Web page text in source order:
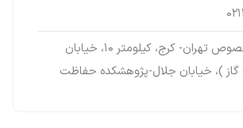
جاده مخصوص تهران- کرج، کیلومتر 10، خیابان
)، خیابان جلال-پژوهشکده حفاظت